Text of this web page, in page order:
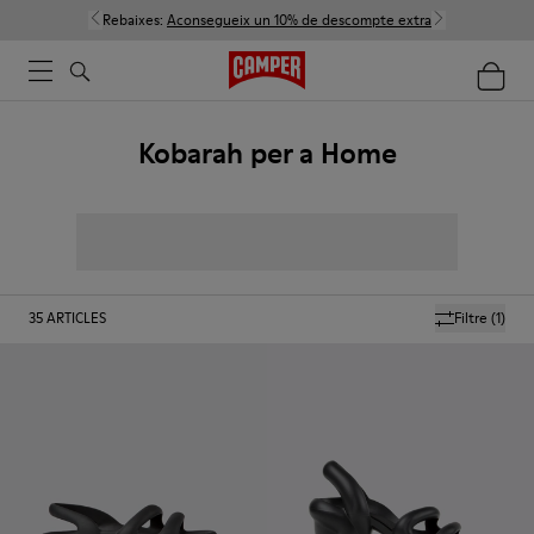
Rebaixes: Aconsegueix un 10% de descompte extra
Kobarah per a Home
Filtre (1)
35ARTICLES